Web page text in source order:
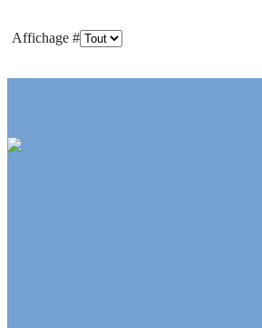
Affichage #